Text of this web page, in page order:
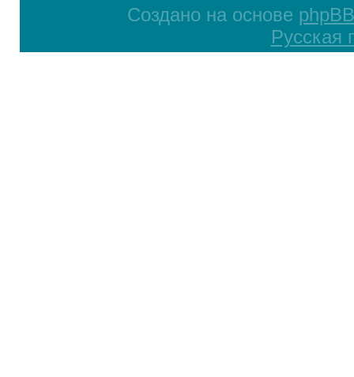
Создано на основе phpBB
Русская